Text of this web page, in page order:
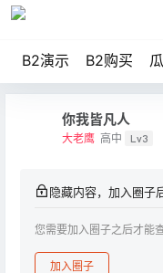
B2演示 B2购买
你我皆凡人
大老鹰 高中 Lv3
隐藏内容，加入圈子
您需要加入圈子之后才能
加入圈子